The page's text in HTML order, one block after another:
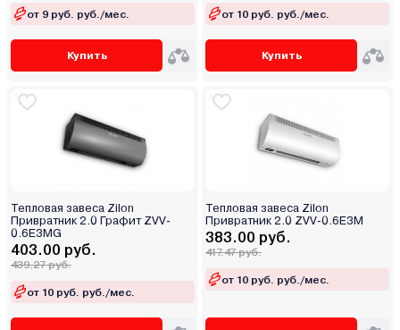
от 9 руб. руб./мес.
Купить
от 10 руб. руб./мес.
Купить
Тепловая завеса Zilon
Привратник 2.0 Графит ZVV-
0.6E3MG
403.00 руб.
439.27 руб.
от 10 руб. руб./мес.
Тепловая завеса Zilon
Привратник 2.0 ZVV-0.6E3M
383.00 руб.
417.47 руб.
от 10 руб. руб./мес.